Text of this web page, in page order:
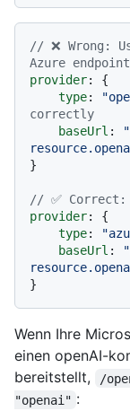
// ❌ Wrong:
Azure endpoint
provider: {
type:
correctly
baseUrl :
}
// ✅ Correct:
provider: {
type:
baseUrl :
Wenn Ihre
einen openAI-
bereitstellt,
/
"openai" :